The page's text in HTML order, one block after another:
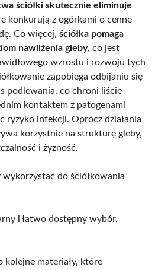
ściółki skutecznie eliminuje
konkurują z ogórkami o cenne
Co więcej, ściółka pomaga
nawilżenia gleby, co jest
wzrostu i rozwoju tych
zapobiega odbijaniu się
podlewania, co chroni liście
kontaktem z patogenami
ryzyko infekcji. Oprócz działania
korzystnie na strukturę gleby,
i żyzność.
do ściółkowania
i łatwo dostępny wybór,
kolejne materiały, które